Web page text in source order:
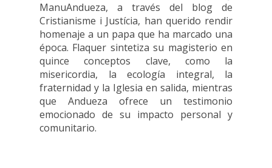
ManuAndueza, a través del blog de
Cristianisme i Justícia, han querido rendir
homenaje a un papa que ha marcado una
época. Flaquer sintetiza su magisterio en
quince conceptos clave, como la
misericordia, la ecología integral, la
fraternidad y la Iglesia en salida, mientras
que Andueza ofrece un testimonio
emocionado de su impacto personal y
comunitario.